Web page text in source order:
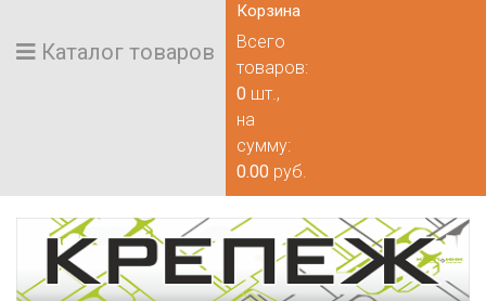
Каталог товаров
Корзина
Всего
товаров:
0 шт.,
на
сумму:
0.00 руб.